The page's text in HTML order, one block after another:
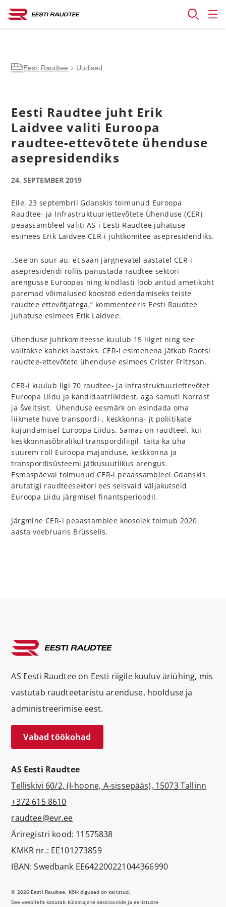
Eesti Raudtee Uudised
Eesti Raudtee juht Erik
Laidvee valiti Euroopa
raudtee-ettevõtete ühenduse
asepresidendiks
24. SEPTEMBER 2019
Eile, 23 septembril Gdanskis toimunud Euroopa
Raudtee- ja Infrastruktuuriettevõtete Ühenduse (CER)
peaassambleel valiti AS-i Eesti Raudtee juhatuse
esimees Erik Laidvee CER-i juhtkomitee asepresidendiks.
„See on suur au, et saan järgnevatel aastatel CER-i
asepresidendi rollis panustada raudtee sektori
arengusse Euroopas ning kindlasti loob antud ametikoht
paremad võimalused koostöö edendamiseks teiste
raudtee ettevõtjatega,“ kommenteeris Eesti Raudtee
juhatuse esimees Erik Laidvee.
Ühenduse juhtkomiteesse kuulub 15 liiget ning see
valitakse kaheks aastaks. CER-i esimehena jätkab Rootsi
raudtee-ettevõtete ühenduse esimees Crister Fritzson.
CER-i kuulub ligi 70 raudtee- ja infrastruktuuriettevõtet
Euroopa Liidu ja kandidaatriikidest, aga samuti Norrast
ja Šveitsist. Ühenduse eesmärk on esindada oma
liikmete huve transpordi-, keskkonna- jt poliitikate
kujundamisel Euroopa Liidus. Samas on raudteel, kui
keskkonnasõbralikul transpordiliigil, täita ka üha
suurem roll Euroopa majanduse, keskkonna ja
transpordisüsteemi jätkusuutlikus arengus.
Esmaspäeval toimunud CER-i peaassambleel Gdanskis
arutatigi raudteesektori ees seisvaid väljakutseid
Euroopa Liidu järgmisel finantsperioodil.
Järgmine CER-i peaassamblee koosolek toimub 2020.
aasta veebruaris Brüsselis.
AS Eesti Raudtee on Eesti riigile kuuluv äriühing, mis
vastutab raudteetaristu arenduse, hoolduse ja
administreerimise eest.
Vabad töökohad
AS Eesti Raudtee
Telliskivi 60/2, (I-hoone, A-sissepääs), 15073 Tallinn
+372 615 8610
raudtee@evr.ee
Äriregistri kood: 11575838
KMKR nr.: EE101273859
IBAN: Swedbank EE642200221044366990
© 2026 Eesti Raudtee. Kõik õigused on kaitstud.
See veebileht kasutab külastajate sessioonide ja eelistuste